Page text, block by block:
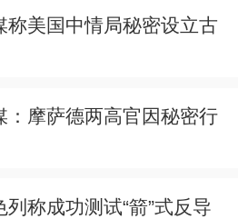
称美国中情局秘密设立古
：摩萨德两高官因秘密行
称成功测试“箭”式反导